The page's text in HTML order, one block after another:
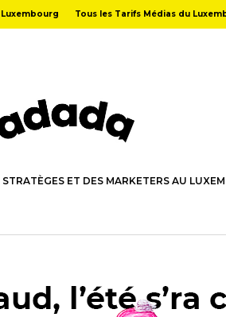
Tous les Tarifs Médias du
STRATÈGES ET DES MARKETERS AU